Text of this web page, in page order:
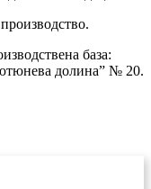
база:
долина” № 20.